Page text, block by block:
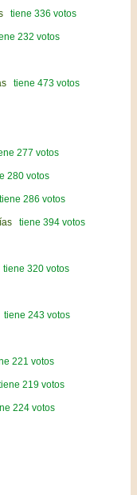
tiene 336 votos
232 votos
tiene 473 votos
277 votos
280 votos
tiene 286 votos
tiene 394 votos
tiene 320 votos
tiene 243 votos
221 votos
219 votos
224 votos